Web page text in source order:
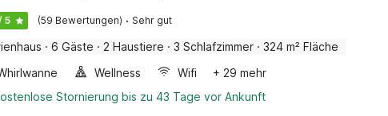
5 (59 Bewertungen) · Sehr gut
· 6 Gäste · 2 Haustiere · 3 Schlafzimmer · 324 m² Fläche
Wellness Wifi
+ 29 mehr
Stornierung bis zu 43 Tage vor Ankunft